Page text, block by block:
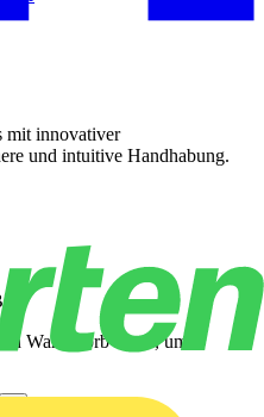
mit innovativer
und intuitive Handhabung.
Warenkorb legen, um